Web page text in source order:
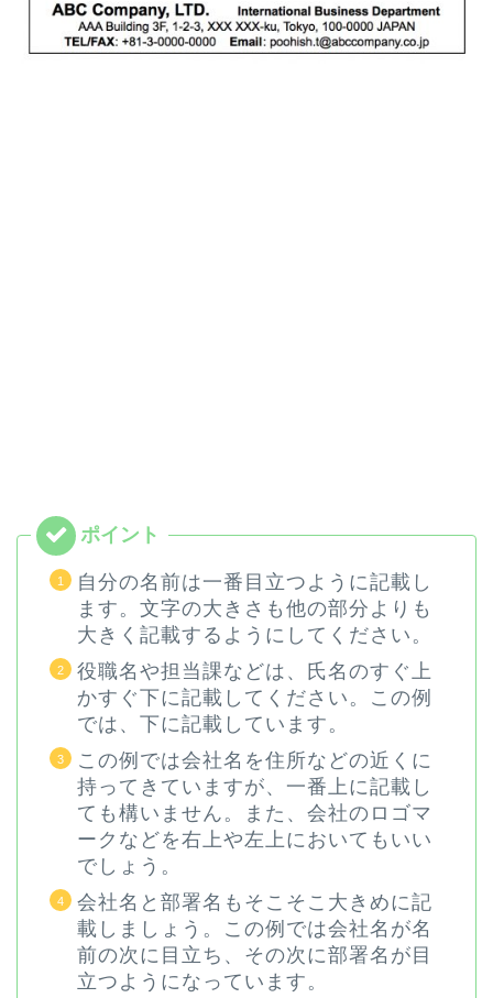
自分の名前は一番目立つように記載し
ます。文字の大きさも他の部分よりも
大きく記載するようにしてください。
役職名や担当課などは、氏名のすぐ上
かすぐ下に記載してください。この例
では、下に記載しています。
この例では会社名を住所などの近くに
持ってきていますが、一番上に記載し
ても構いません。また、会社のロゴマ
ークなどを右上や左上においてもいい
でしょう。
会社名と部署名もそこそこ大きめに記
載しましょう。この例では会社名が名
前の次に目立ち、その次に部署名が目
立つようになっています。